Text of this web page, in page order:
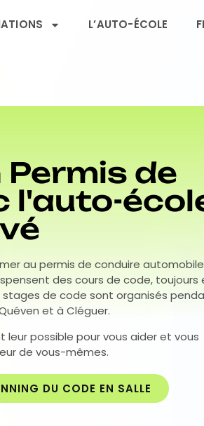
L’AUTO-ÉCOLE
de
l'auto-
au permis de conduire
des cours de code, toujours
stages de code sont organisés
et à Cléguer.
leur possible pour vous aider et vous
de vous-mêmes.
DU CODE EN SALLE